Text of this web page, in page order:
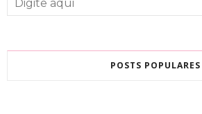
POSTS POPULARES